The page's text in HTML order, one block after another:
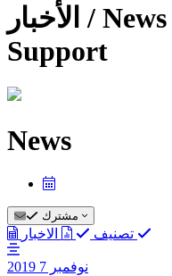
الأخبار / News - Deskpro
Support
News
تصنيف
نوفمبر 7 2019